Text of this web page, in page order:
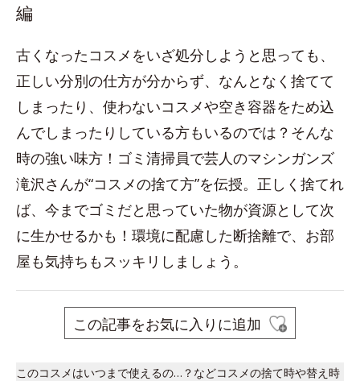
編
古くなったコスメをいざ処分しようと思っても、
正しい分別の仕方が分からず、なんとなく捨てて
しまったり、使わないコスメや空き容器をため込
んでしまったりしている方もいるのでは？そんな
時の強い味方！ゴミ清掃員で芸人のマシンガンズ
滝沢さんが“コスメの捨て方”を伝授。正しく捨てれ
ば、今までゴミだと思っていた物が資源として次
に生かせるかも！環境に配慮した断捨離で、お部
屋も気持ちもスッキリしましょう。
この記事をお気に入りに追加
このコスメはいつまで使えるの…？などコスメの捨て時や替え時